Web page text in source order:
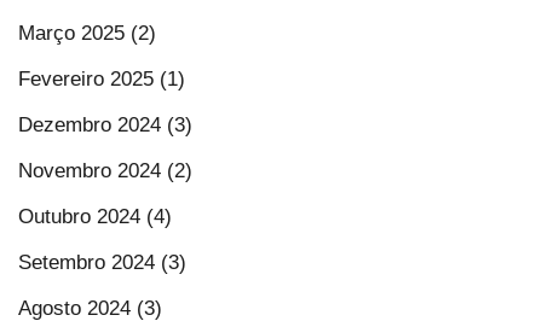
Março 2025 (2)
Fevereiro 2025 (1)
Dezembro 2024 (3)
Novembro 2024 (2)
Outubro 2024 (4)
Setembro 2024 (3)
Agosto 2024 (3)